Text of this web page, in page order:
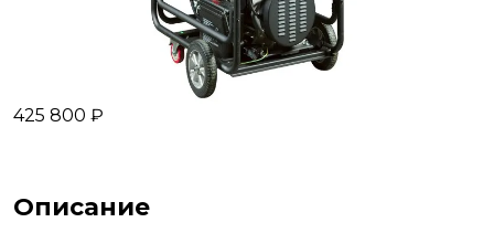
425 800 ₽
Описание